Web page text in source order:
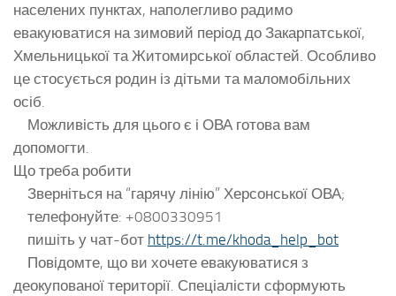
населених пунктах, наполегливо радимо
евакуюватися на зимовий період до Закарпатської,
Хмельницької та Житомирської областей. Особливо
це стосується родин із дітьми та маломобільних
осіб.
Можливість для цього є і ОВА готова вам
допомогти.
Що треба робити
Зверніться на “гарячу лінію” Херсонської ОВА;
телефонуйте: +0800330951
пишіть у чат-бот https://t.me/khoda_help_bot
Повідомте, що ви хочете евакуюватися з
деокупованої території. Спеціалісти сформують